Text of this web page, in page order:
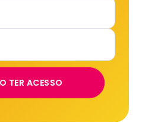
TER ACESSO